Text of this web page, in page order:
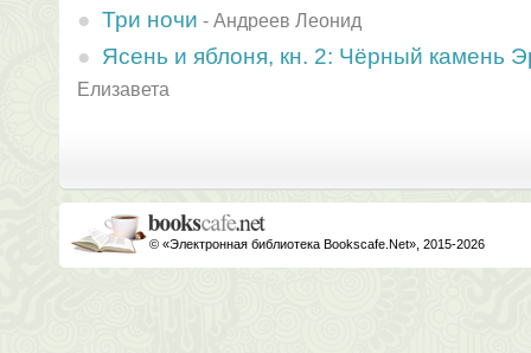
Три ночи - Андреев Леонид
Ясень и яблоня, кн. 2: Чёрный камень
Елизавета
© «Электронная библиотека Bookscafe.Net», 2015-2026